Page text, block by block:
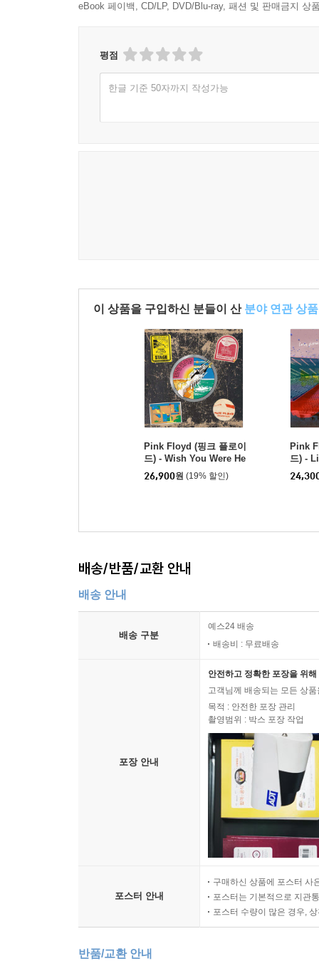
eBook 페이백, CD/LP, DVD/Blu-ray, 패션 및 판매금지 상
평점
한글 기준 50자까지 작성가능
이 상품을 구입하신 분들이 산 분야 연관 상품
Pink Floyd (핑크 플로이
드) - Wish You Were He
re
26,900원 (19% 할인)
Pink
드) -
1975
배송/반품/교환 안내
배송 안내
배송 구분
예스24 배송
배송비 : 무료배송
포장 안내
안전하고 정확한 포장을 위
고객님께 배송되는 모든 상
목적 : 안전한 포장 관리
촬영범위 : 박스 포장 작업
포스터 안내
구매하신 상품에 포스터 사
포스터는 기본적으로 지관
포스터 수량이 많은 경우,
반품/교환 안내